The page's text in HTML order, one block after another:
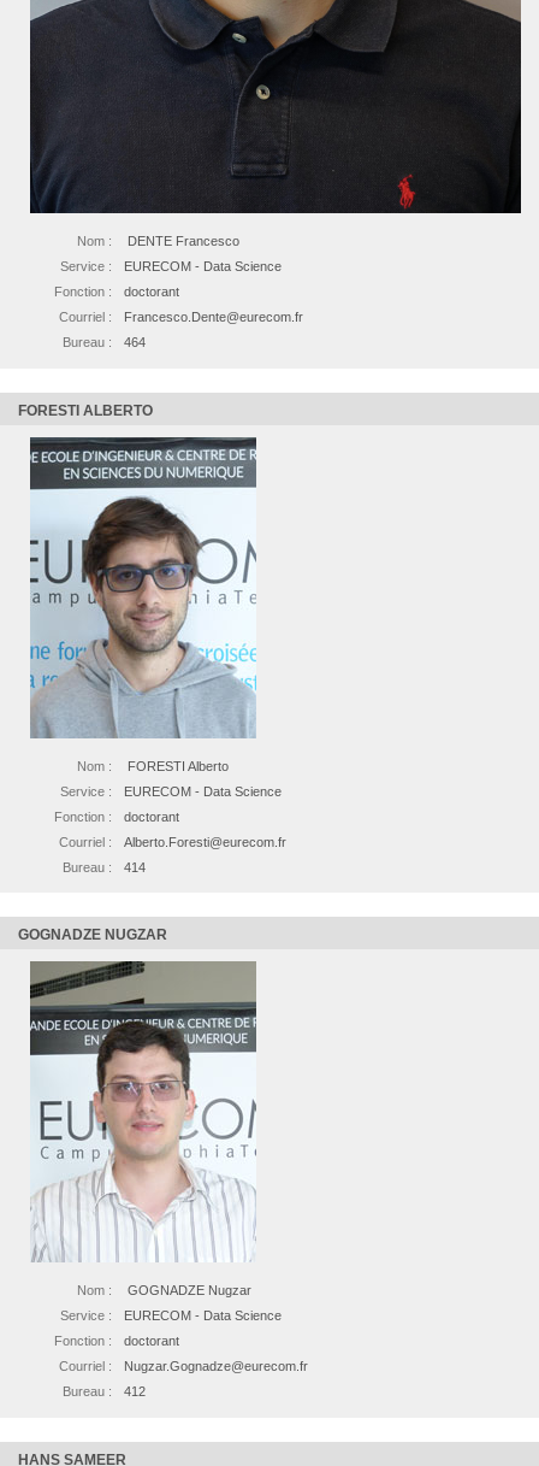
Nom :
DENTE Francesco
Service :
EURECOM - Data Science
Fonction :
doctorant
Courriel :
Francesco.Dente@eurecom.fr
Bureau :
464
FORESTI ALBERTO
Nom :
FORESTI Alberto
Service :
EURECOM - Data Science
Fonction :
doctorant
Courriel :
Alberto.Foresti@eurecom.fr
Bureau :
414
GOGNADZE NUGZAR
Nom :
GOGNADZE Nugzar
Service :
EURECOM - Data Science
Fonction :
doctorant
Courriel :
Nugzar.Gognadze@eurecom.fr
Bureau :
412
HANS SAMEER